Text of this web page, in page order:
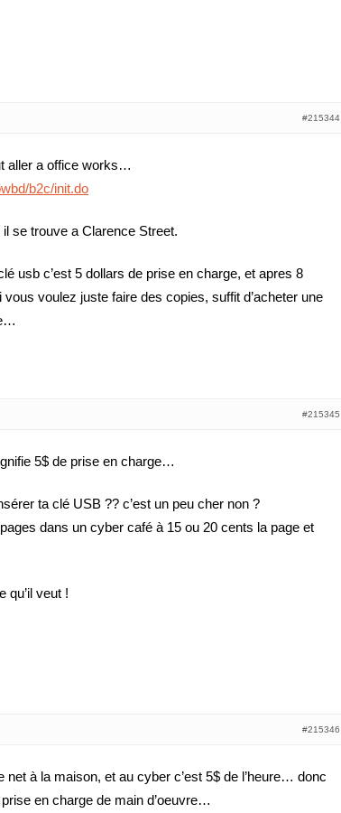
#215344
aller a office works…
b2c/init.do
se trouve a Clarence Street.
usb c’est 5 dollars de prise en charge, et apres 8
voulez juste faire des copies, suffit d’acheter une
#215345
5$ de prise en charge…
ta clé USB ?? c’est un peu cher non ?
dans un cyber café à 15 ou 20 cents la page et
qu’il veut !
#215346
net à la maison, et au cyber c’est 5$ de l’heure… donc
en charge de main d’oeuvre…